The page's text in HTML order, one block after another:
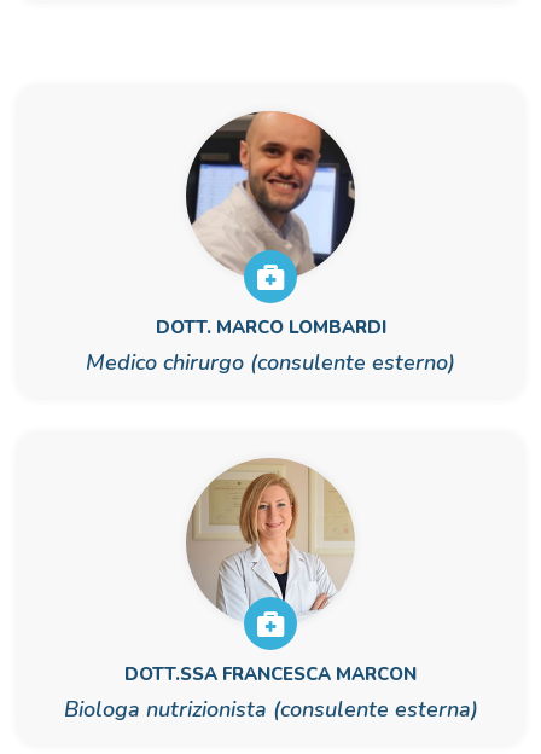
DOTT. MARCO LOMBARDI
Medico chirurgo (consulente esterno)
DOTT.SSA FRANCESCA MARCON
Biologa nutrizionista (consulente esterna)